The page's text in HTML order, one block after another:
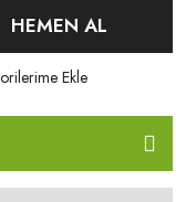
HEMEN AL